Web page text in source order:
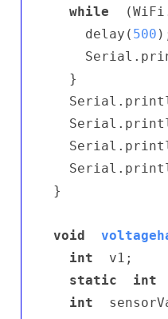
while
    delay(
500
  }
}
void
int
  v1;
static
int
int